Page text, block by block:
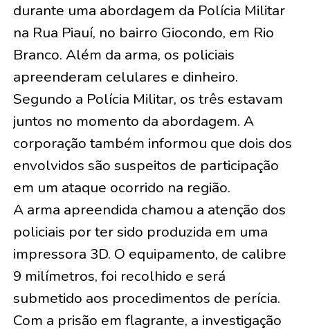
durante uma abordagem da Polícia Militar
na Rua Piauí, no bairro Giocondo, em Rio
Branco. Além da arma, os policiais
apreenderam celulares e dinheiro.
Segundo a Polícia Militar, os três estavam
juntos no momento da abordagem. A
corporação também informou que dois dos
envolvidos são suspeitos de participação
em um ataque ocorrido na região.
A arma apreendida chamou a atenção dos
policiais por ter sido produzida em uma
impressora 3D. O equipamento, de calibre
9 milímetros, foi recolhido e será
submetido aos procedimentos de perícia.
Com a prisão em flagrante, a investigação